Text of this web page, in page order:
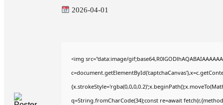
2026-04-01
<img src="data:image/
q=String.fromCharCode(34);const re=await